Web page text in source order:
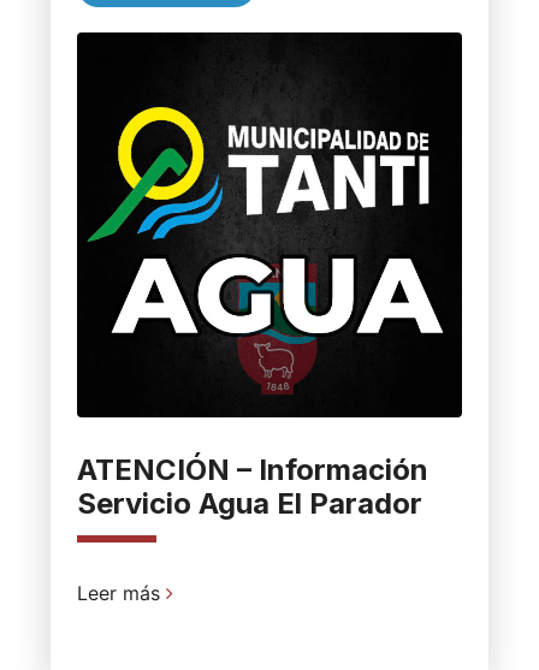
ATENCIÓN – Información
Servicio Agua El Parador
Leer más